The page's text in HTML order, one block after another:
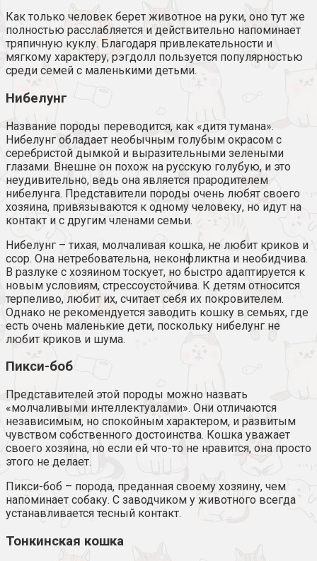
Как только человек берет животное на руки, оно тут же
полностью расслабляется и действительно напоминает
тряпичную куклу. Благодаря привлекательности и
мягкому характеру, рэгдолл пользуется популярностью
среди семей с маленькими детьми.
Нибелунг
Название породы переводится, как «дитя тумана».
Нибелунг обладает необычным голубым окрасом с
серебристой дымкой и выразительными зелеными
глазами. Внешне он похож на русскую голубую, и это
неудивительно, ведь она является прародителем
нибелунга. Представители породы очень любят своего
хозяина, привязываются к одному человеку, но идут на
контакт и с другим членами семьи.
Нибелунг – тихая, молчаливая кошка, не любит криков и
ссор. Она нетребовательна, неконфликтна и необидчива.
В разлуке с хозяином тоскует, но быстро адаптируется к
новым условиям, стрессоустойчива. К детям относится
терпеливо, любит их, считает себя их покровителем.
Однако не рекомендуется заводить кошку в семьях, где
есть очень маленькие дети, поскольку нибелунг не
любит криков и шума.
Пикси-боб
Представителей этой породы можно назвать
«молчаливыми интеллектуалами». Они отличаются
независимым, но спокойным характером, и развитым
чувством собственного достоинства. Кошка уважает
своего хозяина, но если ей что-то не нравится, она просто
этого не делает.
Пикси-боб – порода, преданная своему хозяину, чем
напоминает собаку. С заводчиком у животного всегда
устанавливается тесный контакт.
Тонкинская кошка